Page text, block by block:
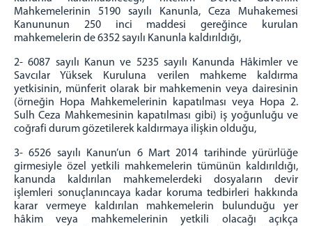
Mahkemelerinin 5190 sayılı Kanunla, Ceza Muhakemesi
Kanununun 250 inci maddesi gereğince kurulan
mahkemelerin de 6352 sayılı Kanunla kaldırıldığı,
2- 6087 sayılı Kanun ve 5235 sayılı Kanunda Hâkimler ve
Savcılar Yüksek Kuruluna verilen mahkeme kaldırma
yetkisinin, münferit olarak bir mahkemenin veya dairesinin
(örneğin Hopa Mahkemelerinin kapatılması veya Hopa 2.
Sulh Ceza Mahkemesinin kapatılması gibi) iş yoğunluğu ve
coğrafi durum gözetilerek kaldırmaya ilişkin olduğu,
3- 6526 sayılı Kanun’un 6 Mart 2014 tarihinde yürürlüğe
girmesiyle özel yetkili mahkemelerin tümünün kaldırıldığı,
kanunda kaldırılan mahkemelerdeki dosyaların devir
işlemleri sonuçlanıncaya kadar koruma tedbirleri hakkında
karar vermeye kaldırılan mahkemelerin bulunduğu yer
hâkim veya mahkemelerinin yetkili olacağı açıkça